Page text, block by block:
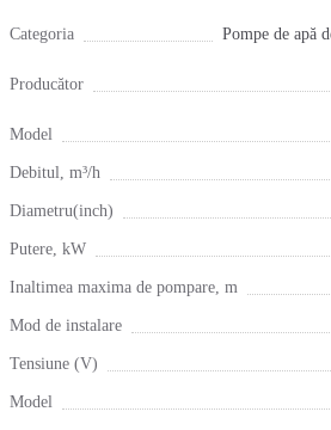
Categoria Pompe de apă
Producător
Model
Debitul, m³/h
Diametru(inch)
Putere, kW
Inaltimea maxima de pompare, m
Mod de instalare
Tensiune (V)
Model